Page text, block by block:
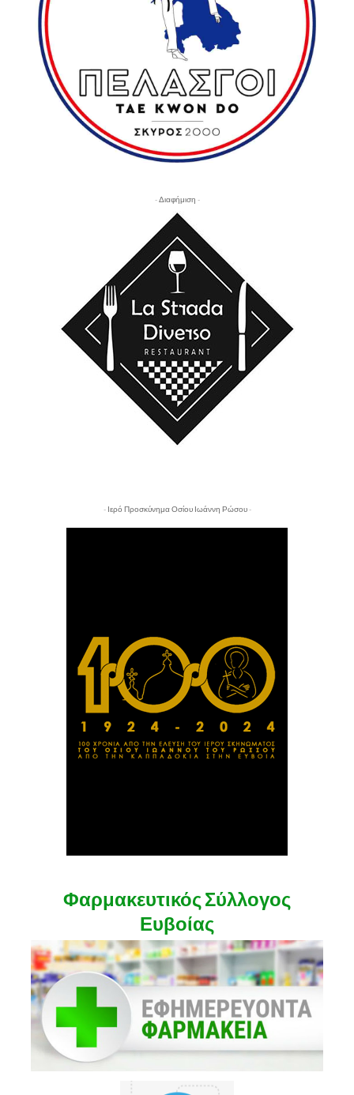
- Διαφήμιση -
- Ιερό Προσκύνημα Οσίου Ιωάννη Ρώσου -
Φαρμακευτικός Σύλλογος
Ευβοίας